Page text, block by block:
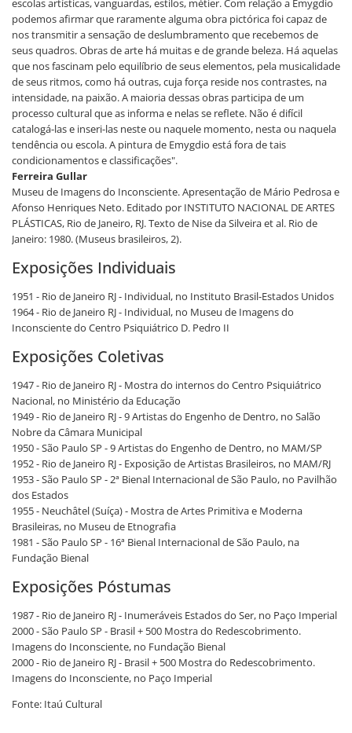
escolas artísticas, vanguardas, estilos, métier. Com relação a Emygdio
podemos afirmar que raramente alguma obra pictórica foi capaz de
nos transmitir a sensação de deslumbramento que recebemos de
seus quadros. Obras de arte há muitas e de grande beleza. Há aquelas
que nos fascinam pelo equilíbrio de seus elementos, pela musicalidade
de seus ritmos, como há outras, cuja força reside nos contrastes, na
intensidade, na paixão. A maioria dessas obras participa de um
processo cultural que as informa e nelas se reflete. Não é difícil
catalogá-las e inseri-las neste ou naquele momento, nesta ou naquela
tendência ou escola. A pintura de Emygdio está fora de tais
condicionamentos e classificações".
Ferreira Gullar
Museu de Imagens do Inconsciente. Apresentação de Mário Pedrosa e
Afonso Henriques Neto. Editado por INSTITUTO NACIONAL DE ARTES
PLÁSTICAS, Rio de Janeiro, RJ. Texto de Nise da Silveira et al. Rio de
Janeiro: 1980. (Museus brasileiros, 2).
Exposições Individuais
1951 - Rio de Janeiro RJ - Individual, no Instituto Brasil-Estados Unidos
1964 - Rio de Janeiro RJ - Individual, no Museu de Imagens do
Inconsciente do Centro Psiquiátrico D. Pedro II
Exposições Coletivas
1947 - Rio de Janeiro RJ - Mostra do internos do Centro Psiquiátrico
Nacional, no Ministério da Educação
1949 - Rio de Janeiro RJ - 9 Artistas do Engenho de Dentro, no Salão
Nobre da Câmara Municipal
1950 - São Paulo SP - 9 Artistas do Engenho de Dentro, no MAM/SP
1952 - Rio de Janeiro RJ - Exposição de Artistas Brasileiros, no MAM/RJ
1953 - São Paulo SP - 2ª Bienal Internacional de São Paulo, no Pavilhão
dos Estados
1955 - Neuchâtel (Suíça) - Mostra de Artes Primitiva e Moderna
Brasileiras, no Museu de Etnografia
1981 - São Paulo SP - 16ª Bienal Internacional de São Paulo, na
Fundação Bienal
Exposições Póstumas
1987 - Rio de Janeiro RJ - Inumeráveis Estados do Ser, no Paço Imperial
2000 - São Paulo SP - Brasil + 500 Mostra do Redescobrimento.
Imagens do Inconsciente, no Fundação Bienal
2000 - Rio de Janeiro RJ - Brasil + 500 Mostra do Redescobrimento.
Imagens do Inconsciente, no Paço Imperial
Fonte: Itaú Cultural